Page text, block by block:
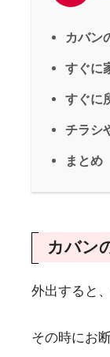
カバン
すぐに
すぐに
チラシ
まとめ
カバン
外出すると
その時にお